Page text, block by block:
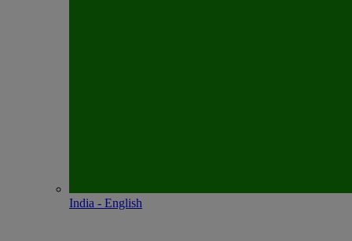
India - English